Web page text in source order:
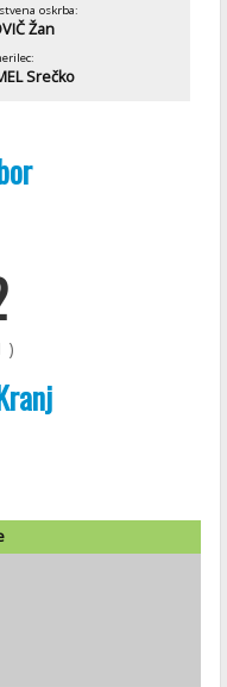
oskrba:
Žan
Srečko
)